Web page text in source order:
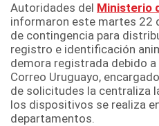
Autoridades del Ministerio
informaron este martes 22
de contingencia para
registro e identificación
demora registrada debido
Correo Uruguayo,
de solicitudes la centraliza
los dispositivos se realiza
departamentos.